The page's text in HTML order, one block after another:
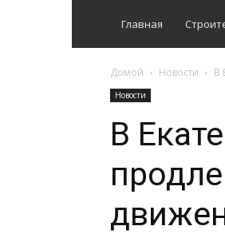
Главная
Домой Новости В
Новости
В